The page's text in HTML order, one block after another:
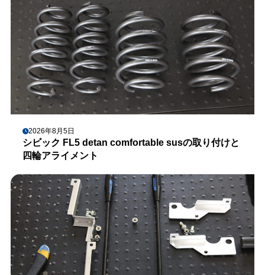
2026年8月5日
シビック FL5 detan comfortable susの取り付けと
四輪アライメント